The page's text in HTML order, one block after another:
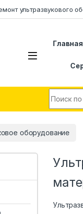
ультразвукового
Главная
оборудование